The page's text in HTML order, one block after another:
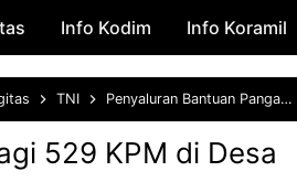
Skip to main content
Info Kodim Info Koramil
TNI Penyaluran Bantuan Pangan bagi 529 KPM di Desa Kwadungan
529 KPM di Desa